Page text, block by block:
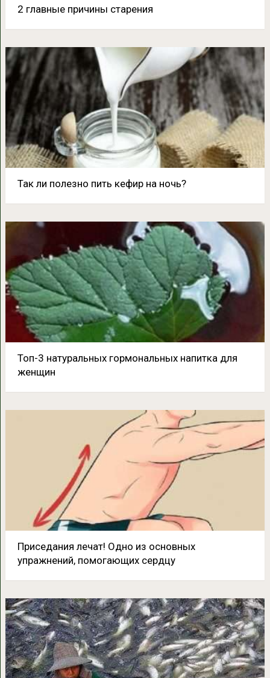
2 главные причины старения
Так ли полезно пить кефир на ночь?
Топ-3 натуральных гормональных напитка для
женщин
Приседания лечат! Одно из основных
упражнений, помогающих сердцу